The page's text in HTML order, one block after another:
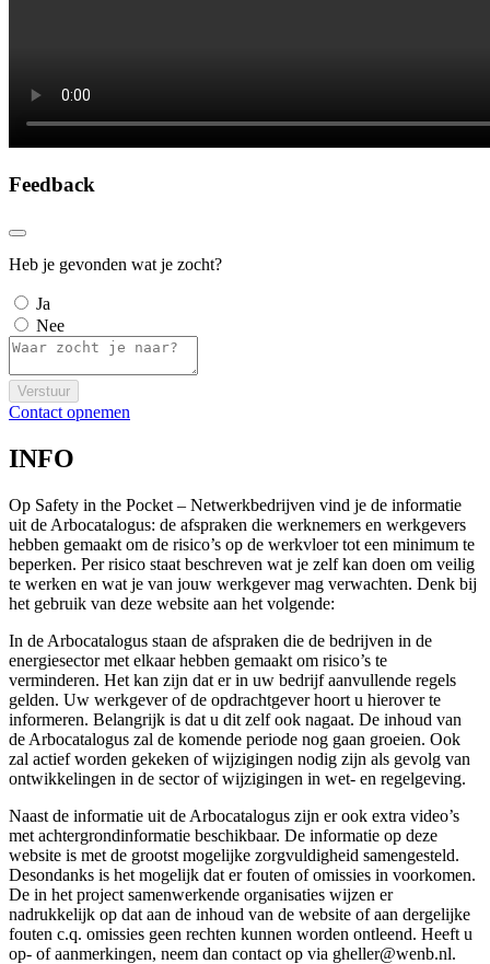
Feedback
Heb je gevonden wat je zocht?
Ja
Nee
Verstuur
Contact opnemen
INFO
Op Safety in the Pocket – Netwerkbedrijven vind je de informatie
uit de Arbocatalogus: de afspraken die werknemers en werkgevers
hebben gemaakt om de risico’s op de werkvloer tot een minimum te
beperken. Per risico staat beschreven wat je zelf kan doen om veilig
te werken en wat je van jouw werkgever mag verwachten. Denk bij
het gebruik van deze website aan het volgende:
In de Arbocatalogus staan de afspraken die de bedrijven in de
energiesector met elkaar hebben gemaakt om risico’s te
verminderen. Het kan zijn dat er in uw bedrijf aanvullende regels
gelden. Uw werkgever of de opdrachtgever hoort u hierover te
informeren. Belangrijk is dat u dit zelf ook nagaat. De inhoud van
de Arbocatalogus zal de komende periode nog gaan groeien. Ook
zal actief worden gekeken of wijzigingen nodig zijn als gevolg van
ontwikkelingen in de sector of wijzigingen in wet- en regelgeving.
Naast de informatie uit de Arbocatalogus zijn er ook extra video’s
met achtergrondinformatie beschikbaar. De informatie op deze
website is met de grootst mogelijke zorgvuldigheid samengesteld.
Desondanks is het mogelijk dat er fouten of omissies in voorkomen.
De in het project samenwerkende organisaties wijzen er
nadrukkelijk op dat aan de inhoud van de website of aan dergelijke
fouten c.q. omissies geen rechten kunnen worden ontleend. Heeft u
op- of aanmerkingen, neem dan contact op via gheller@wenb.nl.